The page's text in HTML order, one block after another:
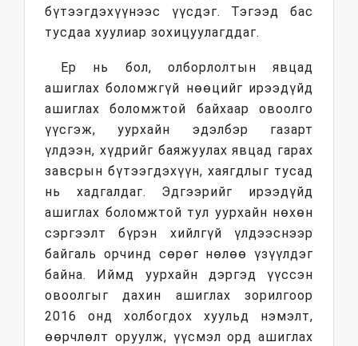
бүтээгдэхүүнээс үүсдэг. Тэгээд бас
тусдаа хуулиар зохицуулагддаг.
Ер нь бол, олборлолтын явцад
ашиглах боломжгүй нөөцийг ирээдүйд
ашиглах боломжтой байхаар овоолго
үүсгэж, уурхайн эдэлбэр газарт
үлдээн, хүдрийг баяжуулах явцад гарах
завсрын бүтээгдэхүүн, хаягдлыг тусад
нь хадгалдаг. Эдгээрийг ирээдүйд
ашиглах боломжтой тул уурхайн нөхөн
сэргээлт бүрэн хийлгүй үлдээснээр
байгаль орчинд сөрөг нөлөө үзүүлдэг
байна. Иймд уурхайн дэргэд үүссэн
овоолгыг дахин ашиглах зорилгоор
2016 онд холбогдох хуульд нэмэлт,
өөрчлөлт оруулж, үүсмэл орд ашиглах